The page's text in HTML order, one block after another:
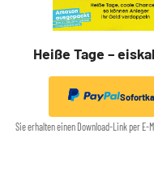
Heiße Tage –
Sie erhalten einen Download-Link per E-